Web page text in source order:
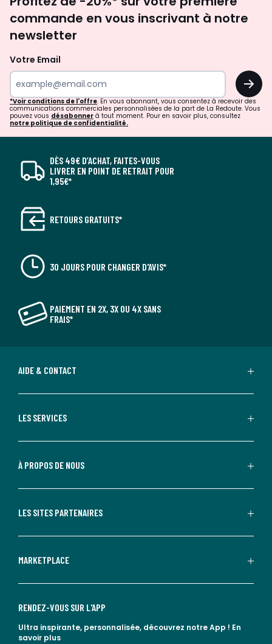
newsletter
commande en vous inscrivant à notre
newsletter
Votre Email
OK
*Voir conditions de l'offre. En vous abonnant, vous consentez à recevoir des
communications commerciales personnalisées de la part de La Redoute. Vous
pouvez vous désabonner à tout moment. Pour en savoir plus, consultez
notre politique de confidentialité.
DÈS 49€ D’ACHAT, FAITES-VOUS
LIVRER EN POINT DE RETRAIT POUR
1,95€*
RETOURS GRATUITS*
30 JOURS POUR CHANGER D'AVIS*
PAIEMENT EN 2X, 3X OU 4X SANS
FRAIS*
AIDE & CONTACT
LES SERVICES
À PROPOS DE NOUS
LES SITES PARTENAIRES
MARKETPLACE
RENDEZ-VOUS SUR L'APP
Ultra inspirante, personnalisée, découvrez notre App ! En
savoir plus